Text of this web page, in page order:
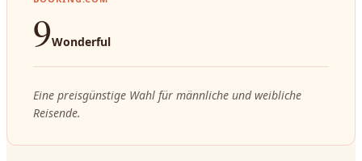
9Wonderful
Eine preisgünstige Wahl für männliche und weibliche
Reisende.